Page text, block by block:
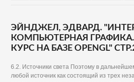
ЭЙНДЖЕЛ, ЭДВАРД.
КОМПЬЮТЕРНАЯ
КУРС НА БАЗЕ OPENGL"
6.2. Источники света Поэтому в
любой источник как состоящий из трех